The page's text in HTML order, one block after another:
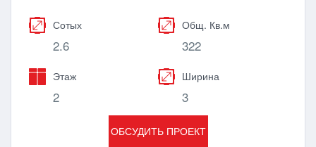
Сотых
2.6
Общ. Кв.м
322
Этаж
2
Ширина
3
ОБСУДИТЬ ПРОЕКТ